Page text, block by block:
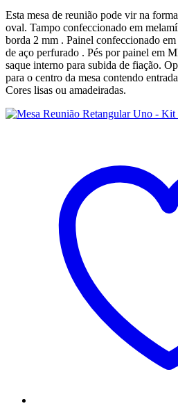
Esta mesa de reunião pode vir na
oval. Tampo confeccionado em
borda 2 mm . Painel confeccionado
de aço perfurado . Pés por painel em
saque interno para subida de fiação.
para o centro da mesa contendo
Cores lisas ou amadeiradas.